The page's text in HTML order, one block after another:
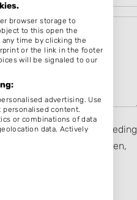
en ik heb geen vergoeding
persoon dan wel derden,
zijn de
browser storage to
to this open the
time by clicking the
or the link in the footer
will be signaled to our
advertising. Use
content.
or combinations of data
data. Actively